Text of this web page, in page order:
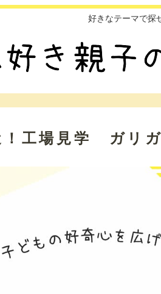
好きなテーマで探
！工場見学 ガリ